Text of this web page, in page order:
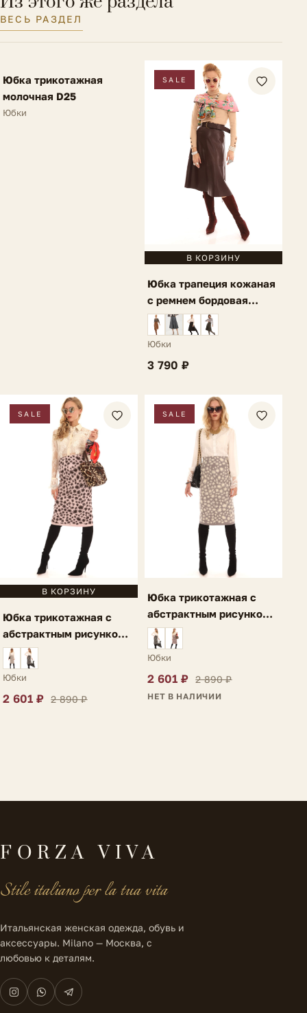
Тип посадки
Размер на модели 38 IT
ВЕСЬ РАЗДЕЛ
NEW
FV
Юбка трикотажная
молочная D25
Юбки
SALE
В КОРЗИНУ
Юбка трапеция кожаная
с ремнем бордовая
Amelia
Юбки
3 790 ₽
SALE
В КОРЗИНУ
Юбка трикотажная с
абстрактным рисунком и
разрезом светло-
фиолетовая Ria
Юбки
2 601 ₽ 2 890 ₽
SALE
Юбка трикотажная с
абстрактным рисунком и
разрезом серая Ria
Юбки
2 601 ₽ 2 890 ₽
НЕТ В НАЛИЧИИ
FORZA VIVA
Stile italiano per la tua vita
Итальянская женская одежда, обувь и
аксессуары. Milano — Москва, с
любовью к деталям.